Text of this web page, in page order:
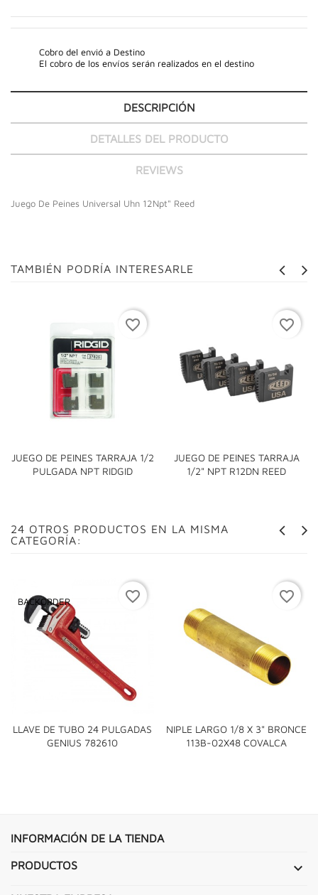
Cobro del envió a Destino
El cobro de los envíos serán realizados en el destino
DESCRIPCIÓN
DETALLES DEL PRODUCTO
REVIEWS
Juego De Peines Universal Uhn 12Npt" Reed
TAMBIÉN PODRÍA INTERESARLE
JUEGO DE PEINES TARRAJA 1/2
PULGADA NPT RIDGID
favorite_border
JUEGO DE PEINES TARRAJA
1/2" NPT R12DN REED
favorite_border
24 OTROS PRODUCTOS EN LA MISMA
CATEGORÍA:
LLAVE DE TUBO 24 PULGADAS
GENIUS 782610
BACKORDER favorite_border
NIPLE LARGO 1/8 X 3" BRONCE
113B-02X48 COVALCA
favorite_border
INFORMACIÓN DE LA TIENDA
PRODUCTOS 